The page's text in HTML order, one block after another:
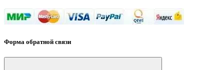
Форма обратной связи